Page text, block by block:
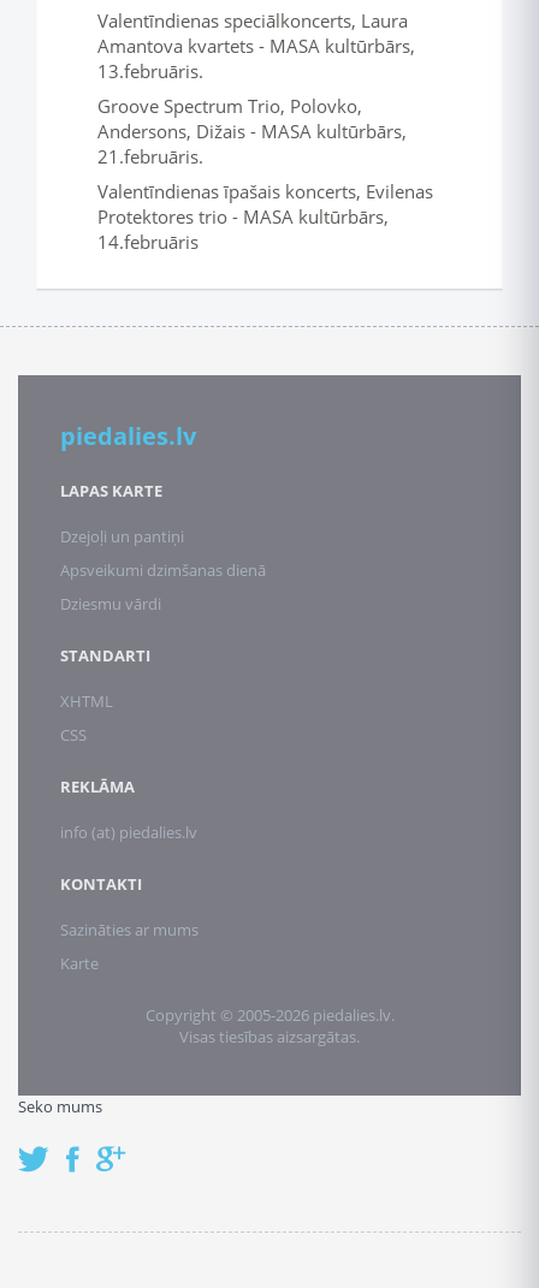
Valentīndienas speciālkoncerts, Laura
Amantova kvartets - MASA kultūrbārs,
13.februāris.
Groove Spectrum Trio, Polovko,
Andersons, Dižais - MASA kultūrbārs,
21.februāris.
Valentīndienas īpašais koncerts, Evilenas
Protektores trio - MASA kultūrbārs,
14.februāris
piedalies.lv
LAPAS KARTE
Dzejoļi un pantiņi
Apsveikumi dzimšanas dienā
Dziesmu vārdi
STANDARTI
XHTML
CSS
REKLĀMA
info (at) piedalies.lv
KONTAKTI
Sazināties ar mums
Karte
Copyright © 2005-2026 piedalies.lv.
Visas tiesības aizsargātas.
Seko mums